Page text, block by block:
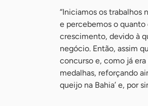
“Iniciamos os
e percebemos o
crescimento, devido à
negócio. Então, assim
concurso e, como já
medalhas, reforçando
queijo na Bahia’ e, por